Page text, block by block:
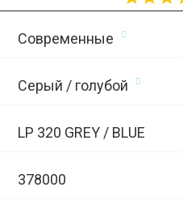
Современные
Серый / голубой
LP 320 GREY / BLUE
378000